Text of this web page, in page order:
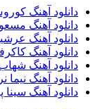
آرتین1
آرتین بهادری12
آرتین سلیمانی 1
آردا1
آرسام 1
آرسام سالار1
آرسین 2
دانلود آهنگ
دانلود آهنگ
دانلود آهنگ
دانلود آهنگ
دانلود آهنگ
دانلود آهنگ
دانلود آهنگ سینا